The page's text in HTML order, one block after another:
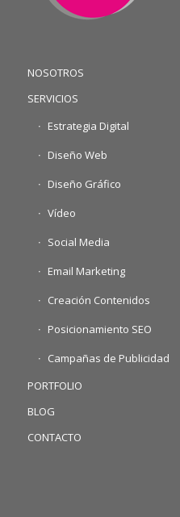
NOSOTROS
SERVICIOS
Estrategia Digital
Diseño Web
Diseño Gráfico
Vídeo
Social Media
Email Marketing
Creación Contenidos
Posicionamiento SEO
Campañas de Publicidad
PORTFOLIO
BLOG
CONTACTO